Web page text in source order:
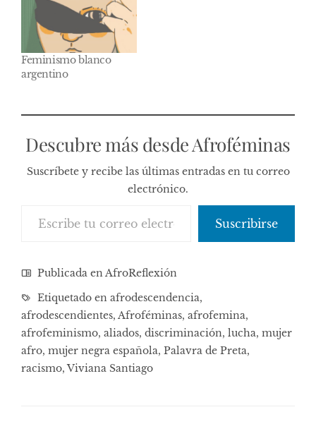
Feminismo blanco
argentino
Descubre más desde Afroféminas
Suscríbete y recibe las últimas entradas en tu correo
electrónico.
Suscribirse
Publicada enAfroReflexión
Etiquetado en afrodescendencia,
afrodescendientes, Afroféminas, afrofemina,
afrofeminismo, aliados, discriminación, lucha, mujer
afro, mujer negra española, Palavra de Preta,
racismo,Viviana Santiago